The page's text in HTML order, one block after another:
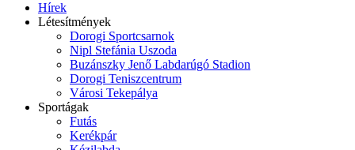
Hírek
Létesítmények
Dorogi Sportcsarnok
Nipl Stefánia Uszoda
Buzánszky Jenő Labdarúgó Stadion
Dorogi Teniszcentrum
Városi Tekepálya
Sportágak
Futás
Kerékpár